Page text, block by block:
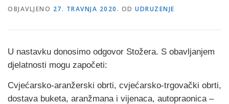
GALERIJA KONTAKT
OBJAVLJENO 27. TRAVNJA 2020. OD UDRUZENJE
U nastavku donosimo odgovor Stožera. S obavljanjem
djelatnosti mogu započeti:
Cvjećarsko-aranžerski obrti, cvjećarsko-trgovački obrti,
dostava buketa, aranžmana i vijenaca, autopraonica –